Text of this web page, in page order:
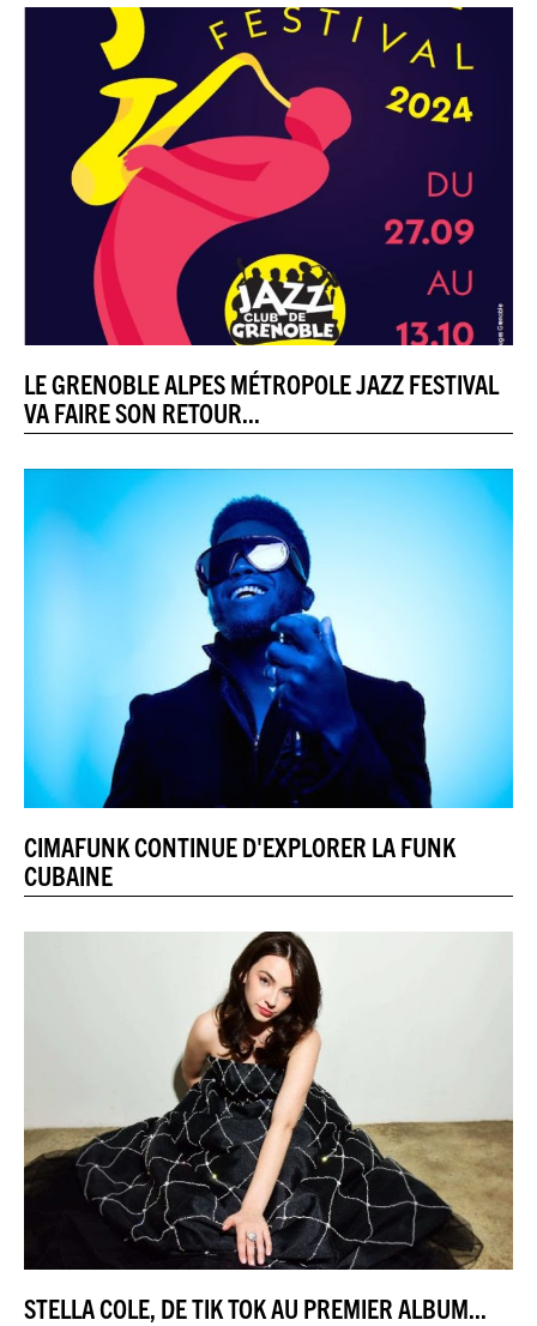
LE GRENOBLE ALPES MÉTROPOLE JAZZ FESTIVAL
VA FAIRE SON RETOUR...
CIMAFUNK CONTINUE D'EXPLORER LA FUNK
CUBAINE
STELLA COLE, DE TIK TOK AU PREMIER ALBUM...